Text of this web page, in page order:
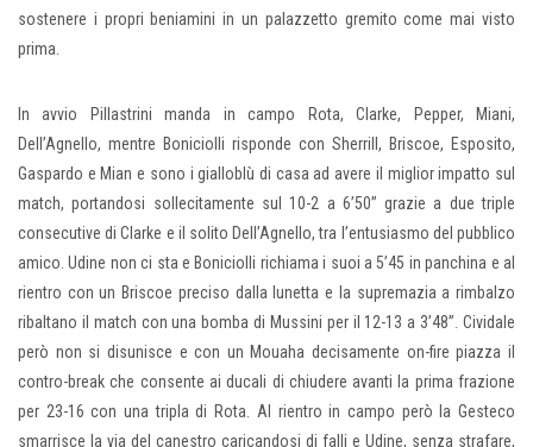
sostenere i propri beniamini in un palazzetto gremito come mai visto
prima.
In avvio Pillastrini manda in campo Rota, Clarke, Pepper, Miani,
Dell’Agnello, mentre Boniciolli risponde con Sherrill, Briscoe, Esposito,
Gaspardo e Mian e sono i gialloblù di casa ad avere il miglior impatto sul
match, portandosi sollecitamente sul 10-2 a 6’50” grazie a due triple
consecutive di Clarke e il solito Dell’Agnello, tra l’entusiasmo del pubblico
amico. Udine non ci sta e Boniciolli richiama i suoi a 5’45 in panchina e al
rientro con un Briscoe preciso dalla lunetta e la supremazia a rimbalzo
ribaltano il match con una bomba di Mussini per il 12-13 a 3’48”. Cividale
però non si disunisce e con un Mouaha decisamente on-fire piazza il
contro-break che consente ai ducali di chiudere avanti la prima frazione
per 23-16 con una tripla di Rota. Al rientro in campo però la Gesteco
smarrisce la via del canestro caricandosi di falli e Udine, senza strafare,